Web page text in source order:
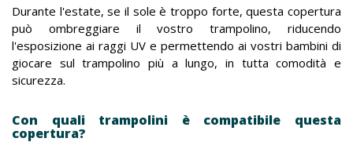
Durante l'estate, se il sole è troppo forte, questa copertura
può ombreggiare il vostro trampolino, riducendo
l'esposizione ai raggi UV e permettendo ai vostri bambini di
giocare sul trampolino più a lungo, in tutta comodità e
sicurezza.
Con quali trampolini è compatibile questa
copertura?